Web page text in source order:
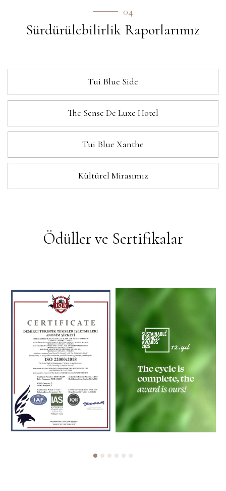
04
Sürdürülebilirlik Raporlarımız
Tui Blue Side
The Sense De Luxe Hotel
Tui Blue Xanthe
Kültürel Mirasımız
Ödüller ve Sertifikalar